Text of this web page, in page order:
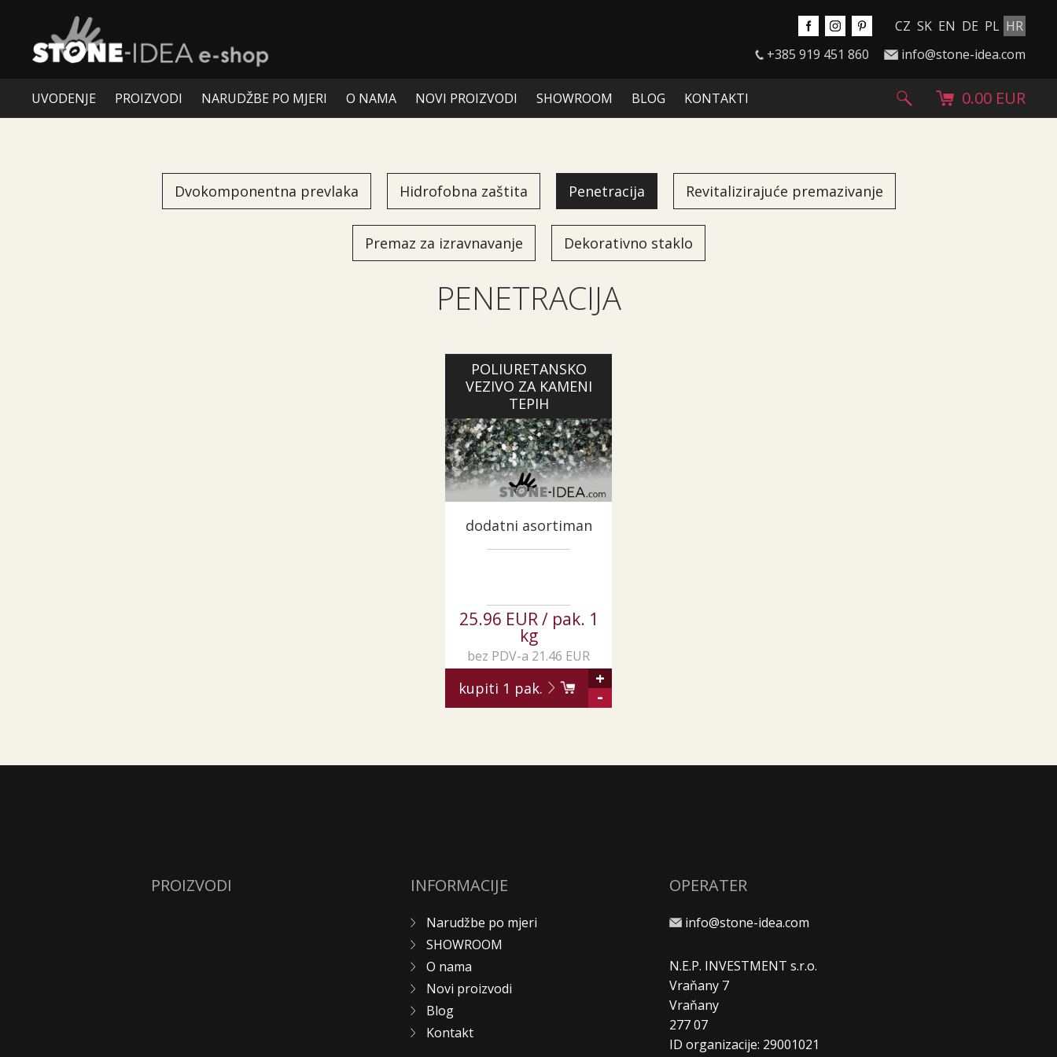
CZ SK EN DE PL HR
+385 919 451 860
info@stone-idea.com
UVODENJE PROIZVODI NARUDŽBE PO MJERI O NAMA NOVI PROIZVODI SHOWROOM BLOG KONTAKTI 0.00 EUR
Dvokomponentna prevlaka Hidrofobna zaštita Penetracija Revitalizirajuće premazivanje
Premaz za izravnavanje Dekorativno staklo
PENETRACIJA
POLIURETANSKO
VEZIVO ZA KAMENI
TEPIH
dodatni asortiman
25.96 EUR / pak. 1
kg
bez PDV-a 21.46 EUR
kupiti 1 pak.
+
-
PROIZVODI INFORMACIJE
Narudžbe po mjeri
SHOWROOM
O nama
Novi proizvodi
Blog
Kontakt
OPERATER
info@stone-idea.com
N.E.P. INVESTMENT s.r.o.
Vraňany 7
Vraňany
277 07
ID organizacije: 29001021